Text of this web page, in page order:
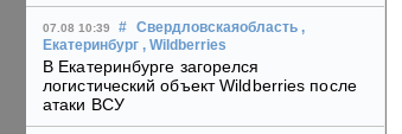
07.08 10:39 # Свердловскаяобласть ,
Екатеринбург , Wildberries
В Екатеринбурге загорелся
логистический объект Wildberries после
атаки ВСУ